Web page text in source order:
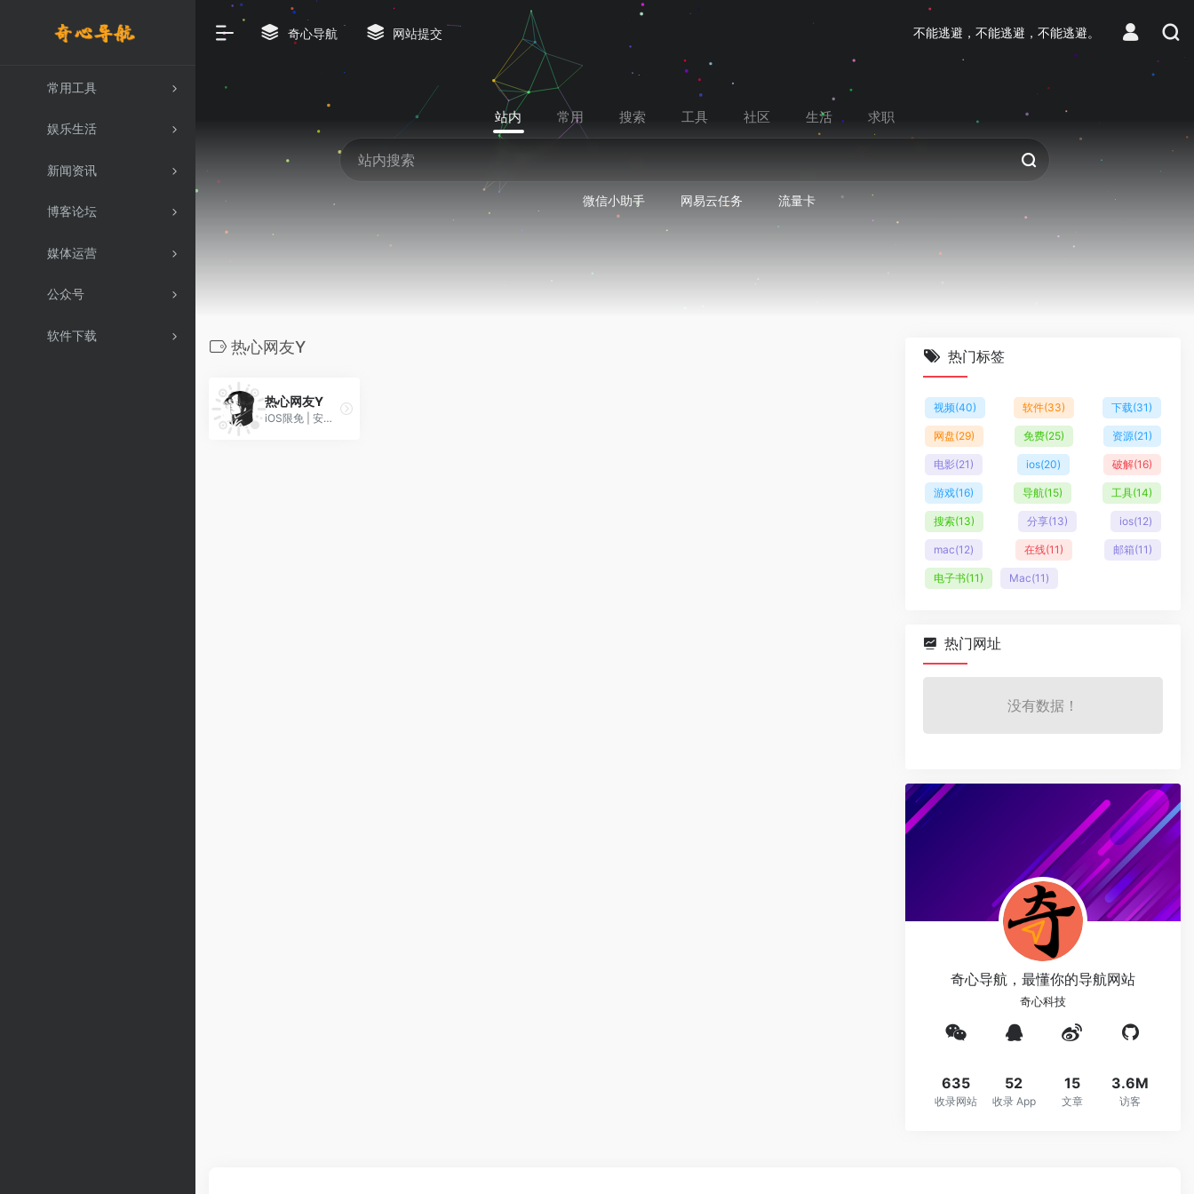
常用工具
娱乐生活
新闻资讯
博客论坛
媒体运营
公众号
软件下载
奇心导航 网站提交 不能逃避，不能逃避，不能逃避。
站内 常用 搜索 工具 社区 生活 求职
微信小助手 网易云任务 流量卡
热心网友Y
热心网友Y
iOS限免 | 安卓、iOS黑科技 | 玩机教程 | 网球规则 | 圈X脚本 | 捷径分享。
热门标签
视频(40) 软件(33) 下载(31)
网盘(29) 免费(25) 资源(21)
电影(21) ios(20) 破解(16)
游戏(16) 导航(15) 工具(14)
搜索(13) 分享(13) ios(12)
mac(12) 在线(11) 邮箱(11)
电子书(11) Mac(11)
热门网址
没有数据！
奇心导航，最懂你的导航网站
奇心科技
635
收录网站
52
收录 App
15
文章
3.6M
访客